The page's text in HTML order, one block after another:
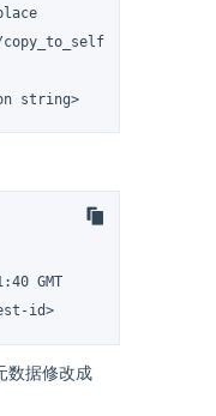
string>
GMT
id>
数据修改成